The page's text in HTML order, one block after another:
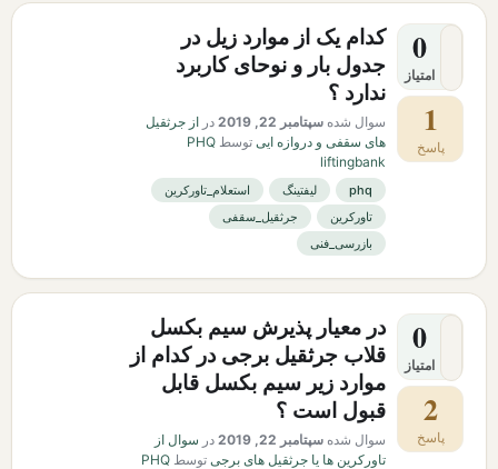
0
امتیاز
1
پاسخ
کدام یک از موارد زیل در
جدول بار و نوحای کاربرد
ندارد ؟
سوال شده سپتامبر 22, 2019 در از جرثقیل
های سقفی و دروازه ایی توسط PHQ
liftingbank
phq لیفتینگ
استعلام_تاورکرین
تاورکرین
جرثقیل_سقفی
بازرسی_فنی
0
امتیاز
2
پاسخ
در معیار پذیرش سیم بکسل
قلاب جرثقیل برجی در کدام از
موارد زیر سیم بکسل قابل
قبول است ؟
سوال شده سپتامبر 22, 2019 در سوال از
تاورکرین ها یا جرثقیل های برجی توسط PHQ